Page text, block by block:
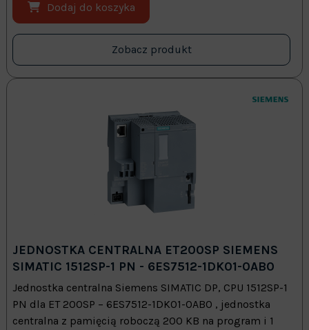
Dodaj do koszyka
Zobacz produkt
JEDNOSTKA CENTRALNA ET200SP SIEMENS
SIMATIC 1512SP-1 PN - 6ES7512-1DK01-0AB0
Jednostka centralna Siemens SIMATIC DP, CPU 1512SP-1
PN dla ET 200SP – 6ES7512-1DK01-0AB0 , jednostka
centralna z pamięcią roboczą 200 KB na program i 1